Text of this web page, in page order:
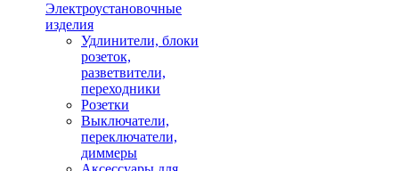
Электроустановочные
изделия
Удлинители, блоки
розеток,
разветвители,
переходники
Розетки
Выключатели,
переключатели,
диммеры